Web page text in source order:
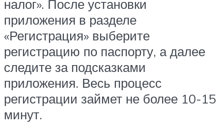
налог». После установки
приложения в разделе
«Регистрация» выберите
регистрацию по паспорту, а далее
следите за подсказками
приложения. Весь процесс
регистрации займет не более 10-15
минут.